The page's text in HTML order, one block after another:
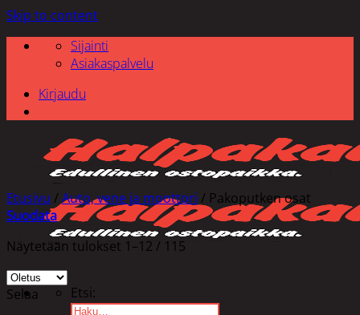
Skip to content
Sijainti
Asiakaspalvelu
Kirjaudu
Etsi:
Etusivu / Auto, vene ja moottori / Pakoputken osat
Suodata
Näytetään tulokset 1–12 / 115
Selaa